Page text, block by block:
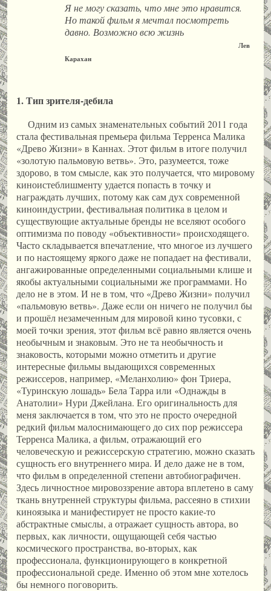
Я не могу сказать, что мне это нравится.
Но такой фильм я мечтал посмотреть
давно. Возможно всю жизнь
Лев
Карахан
1. Тип зрителя-дебила
Одним из самых знаменательных событий 2011 года
стала фестивальная премьера фильма Терренса Малика
«Древо Жизни» в Каннах. Этот фильм в итоге получил
«золотую пальмовую ветвь». Это, разумеется, тоже
здорово, в том смысле, как это получается, что мировому
киноистеблишменту удается попасть в точку и
награждать лучших, потому как сам дух современной
киноиндустрии, фестивальная политика в целом и
существующие актуальные бренды не вселяют особого
оптимизма по поводу «объективности» происходящего.
Часто складывается впечатление, что многое из лучшего
и по настоящему яркого даже не попадает на фестивали,
ангажированные определенными социальными клише и
якобы актуальными социальными же программами. Но
дело не в этом. И не в том, что «Древо Жизни» получил
«пальмовую ветвь». Даже если он ничего не получил бы
и прошёл незамеченным для мировой кино тусовки, с
моей точки зрения, этот фильм всё равно является очень
необычным и знаковым. Это не та необычность и
знаковость, которыми можно отметить и другие
интересные фильмы выдающихся современных
режиссеров, например, «Меланхолию» фон Триера,
«Туринскую лошадь» Бела Тарра или «Однажды в
Анатолии» Нури Джейлана. Его оригинальность для
меня заключается в том, что это не просто очередной
редкий фильм малоснимающего до сих пор режиссера
Терренса Малика, а фильм, отражающий его
человеческую и режиссерскую стратегию, можно сказать
сущность его внутреннего мира. И дело даже не в том,
что фильм в определенной степени автобиографичен.
Здесь личностное мировоззрение автора вплетено в саму
ткань внутренней структуры фильма, рассеяно в стихии
киноязыка и манифестирует не просто какие-то
абстрактные смыслы, а отражает сущность автора, во
первых, как личности, ощущающей себя частью
космического пространства, во-вторых, как
профессионала, функционирующего в конкретной
профессиональной среде. Именно об этом мне хотелось
бы немного поговорить.